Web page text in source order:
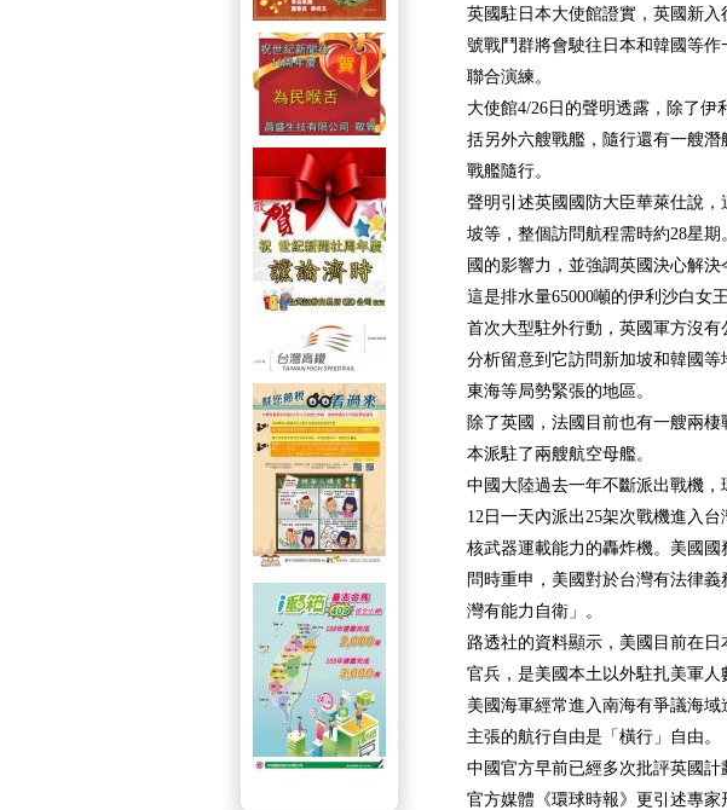
英國駐日本大使館證實，英國新
號戰鬥群將會駛往日本和韓國等
聯合演練。
大使館4/26日的聲明透露，除了
括另外六艘戰艦，隨行還有一艘
戰艦隨行。
聲明引述英國國防大臣華萊仕說
坡等，整個訪問航程需時約28星
國的影響力，並強調英國決心解決
這是排水量65000噸的伊利沙白女
首次大型駐外行動，英國軍方沒
分析留意到它訪問新加坡和韓國
東海等局勢緊張的地區。
除了英國，法國目前也有一艘兩
本派駐了兩艘航空母艦。
中國大陸過去一年不斷派出戰機，
12日一天內派出25架次戰機進入
核武器運載能力的轟炸機。美國
問時重申，美國對於台灣有法律
灣有能力自衛」。
路透社的資料顯示，美國目前在
官兵，是美國本土以外駐扎美軍人
美國海軍經常進入南海有爭議海
主張的航行自由是「橫行」自由。
中國官方早前已經多次批評英國計
官方媒體《環球時報》更引述專